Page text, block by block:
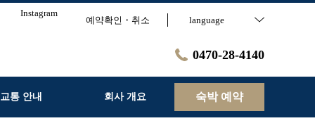
Instagram
예약확인・취소 language
0470-28-4140
교통 안내 회사 개요 숙박 예약